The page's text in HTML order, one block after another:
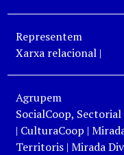
Representem
Xarxa relacional|
Agrupem
SocialCoop,
| CulturaCoop |
Territoris| Mirada